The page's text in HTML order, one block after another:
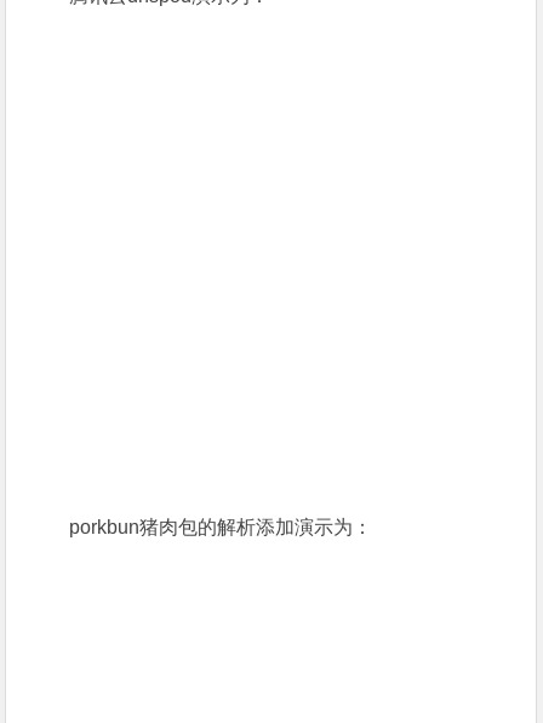
porkbun猪肉包的解析添加演示为：